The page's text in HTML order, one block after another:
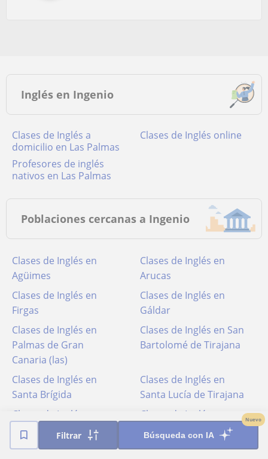
Filtrar Búsqueda con IA
Nuevo
Inglés en Ingenio
Clases de Inglés a
domicilio en Las Palmas
Clases de Inglés online
Profesores de inglés
nativos en Las Palmas
Poblaciones cercanas a Ingenio
Clases de Inglés en
Agüimes
Clases de Inglés en
Arucas
Clases de Inglés en
Firgas
Clases de Inglés en
Gáldar
Clases de Inglés en
Palmas de Gran
Canaria (las)
Clases de Inglés en San
Bartolomé de Tirajana
Clases de Inglés en
Santa Brígida
Clases de Inglés en
Santa Lucía de Tirajana
Clases de Inglés en
Telde
Clases de Inglés en
Valsequillo de Gran
Canaria